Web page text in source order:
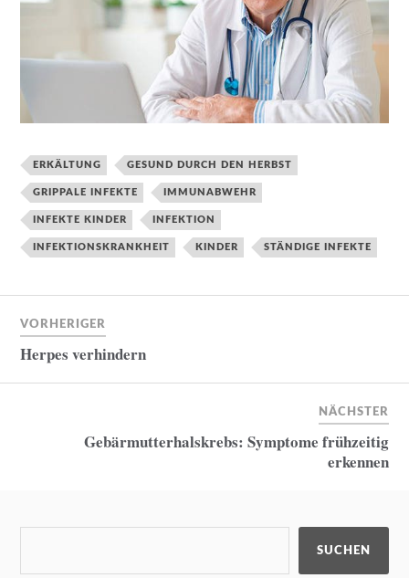
ERKÄLTUNG GESUND DURCH DEN HERBST
GRIPPALE INFEKTE IMMUNABWEHR
INFEKTE KINDER INFEKTION
INFEKTIONSKRANKHEIT KINDER STÄNDIGE INFEKTE
VORHERIGER
Herpes verhindern
NÄCHSTER
Gebärmutterhalskrebs: Symptome frühzeitig
erkennen
SUCHEN